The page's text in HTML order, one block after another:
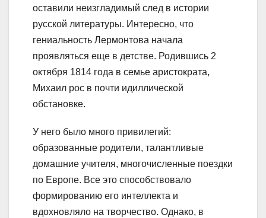
оставили неизгладимый след в истории
русской литературы. Интересно, что
гениальность Лермонтова начала
проявляться еще в детстве. Родившись 2
октября 1814 года в семье аристократа,
Михаил рос в почти идиллической
обстановке.
У него было много привилегий:
образованные родители, талантливые
домашние учителя, многочисленные поездки
по Европе. Все это способствовало
формированию его интеллекта и
вдохновляло на творчество. Однако, в